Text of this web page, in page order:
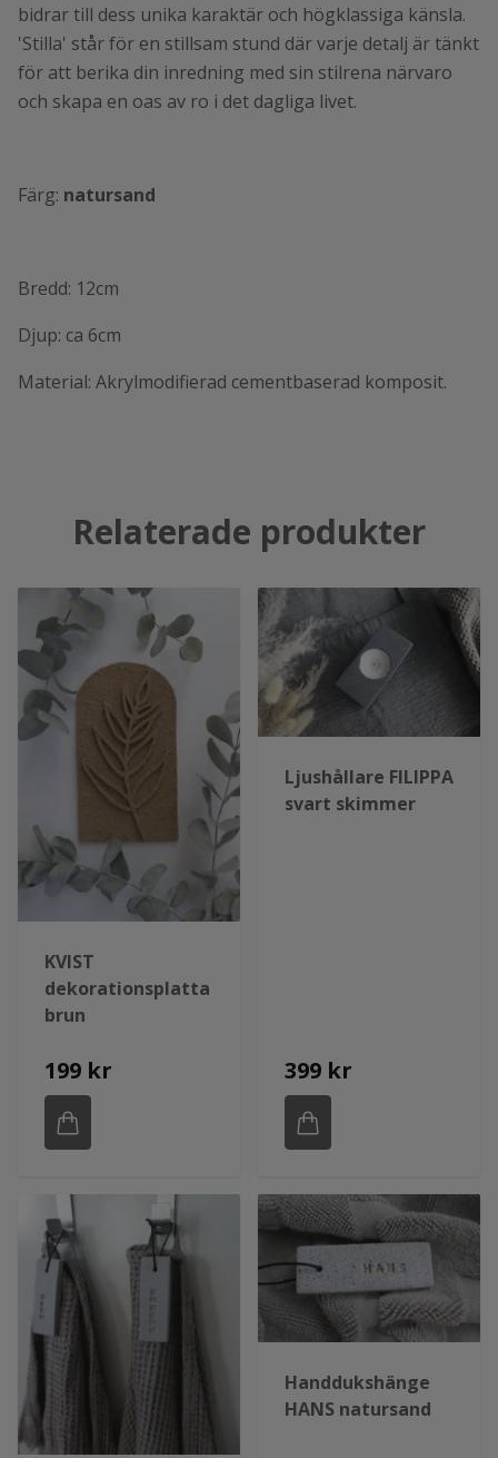
bidrar till dess unika karaktär och högklassiga känsla.
'Stilla' står för en stillsam stund där varje detalj är tänkt
för att berika din inredning med sin stilrena närvaro
och skapa en oas av ro i det dagliga livet.
Färg: natursand
Bredd: 12cm
Djup: ca 6cm
Material: Akrylmodifierad cementbaserad komposit.
Relaterade produkter
KVIST
dekorationsplatta
brun
199 kr
Ljushållare FILIPPA
svart skimmer
399 kr
Handdukshänge
HANS natursand